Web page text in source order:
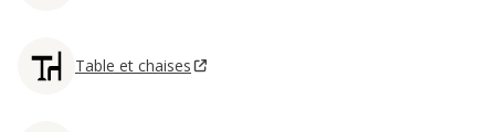
Table et chaises